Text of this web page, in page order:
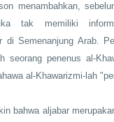
menambahkan,
tak memiliki
di Semenanjung Arab.
seorang penenus al-
al-Khawarizmi-lah
bahwa aljabar